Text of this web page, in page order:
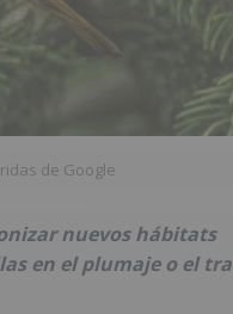
de Google
nuevos hábitats
en el plumaje o el